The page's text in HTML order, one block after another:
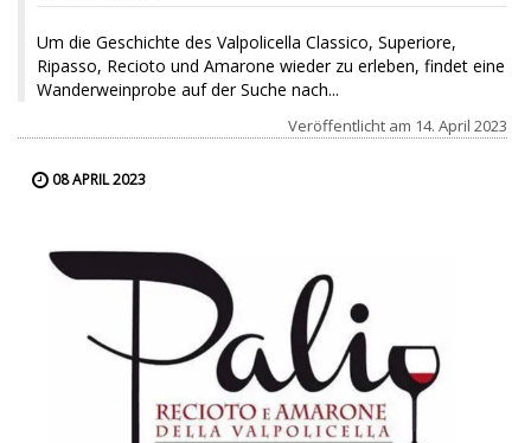
Um die Geschichte des Valpolicella Classico, Superiore,
Ripasso, Recioto und Amarone wieder zu erleben, findet eine
Wanderweinprobe auf der Suche nach...
Veröffentlicht am 14. April 2023
08 APRIL 2023